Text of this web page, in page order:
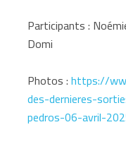
Participants :
Domi
Photos :https://
des-dernieres-
pedros-06-avril-